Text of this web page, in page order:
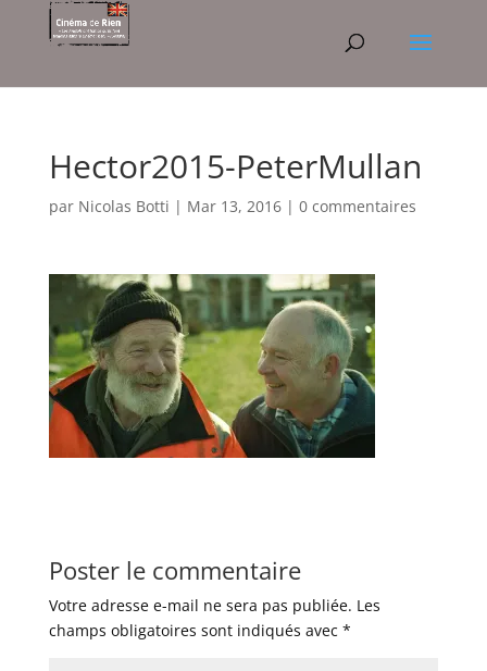
Hector2015-PeterMullan
par Nicolas Botti | Mar 13, 2016| 0 commentaires
Poster le commentaire
Votre adresse e-mail ne sera pas publiée. Les
champs obligatoires sont indiqués avec *